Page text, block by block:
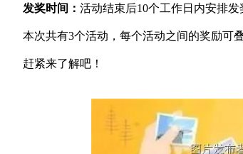
发奖时间： 活动结束后10个工作日内安排发
本次共有3个活动，每个活动之间的奖励可
赶紧来了解吧！